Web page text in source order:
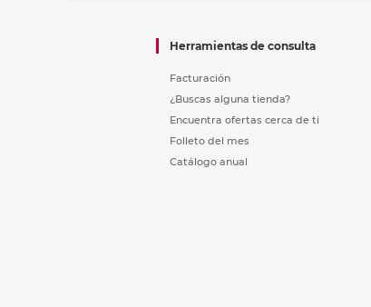
Herramientas de consulta
Facturación
¿Buscas alguna tienda?
Encuentra ofertas cerca de ti
Folleto del mes
Catálogo anual